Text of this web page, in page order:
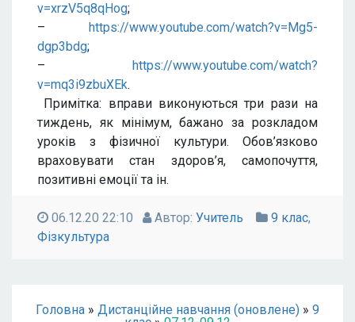
v=xrzV5q8qHog;
– https://www.youtube.com/watch?v=Mg5-
dgp3bdg;
– https://www.youtube.com/watch?
v=mq3i9zbuXEk.
Примітка: вправи виконуються три рази на
тиждень, як мінімум, бажано за розкладом
уроків з фізичної культури. Обов’язково
враховувати стан здоров’я, самопочуття,
позитивні емоції та ін.
06.12.20 22:10 Автор: Учитель 9 клас,
Фізкультура
Головна » Дистанційне навчання (оновлене) » 9